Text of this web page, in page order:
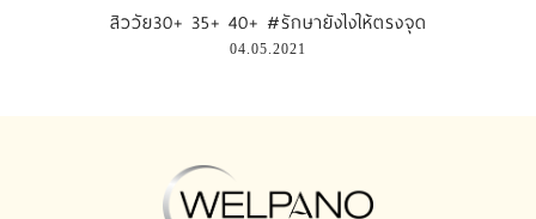
สิววัย30+ 35+ 40+ #รักษายังไงให้ตรงจุด
04.05.2021